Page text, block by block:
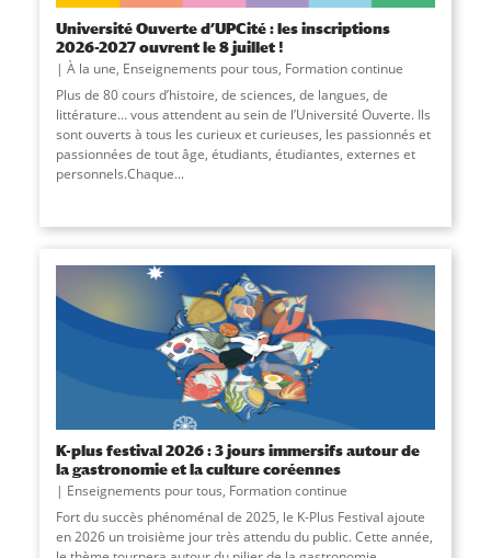
Université Ouverte d’UPCité : les inscriptions
2026-2027 ouvrent le 8 juillet !
À la une, Enseignements pour tous, Formation continue
Plus de 80 cours d’histoire, de sciences, de langues, de
littérature… vous attendent au sein de l’Université Ouverte. Ils
sont ouverts à tous les curieux et curieuses, les passionnés et
passionnées de tout âge, étudiants, étudiantes, externes et
personnels.Chaque...
K-plus festival 2026 : 3 jours immersifs autour de
la gastronomie et la culture coréennes
Enseignements pour tous, Formation continue
Fort du succès phénoménal de 2025, le K-Plus Festival ajoute
en 2026 un troisième jour très attendu du public. Cette année,